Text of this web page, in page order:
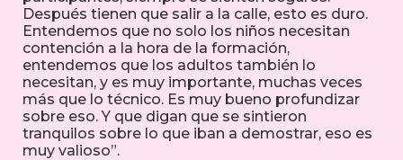
Después tienen que salir a la calle, esto es duro.
Entendemos que no solo los niños necesitan
contención a la hora de la formación,
entendemos que los adultos también lo
necesitan, y es muy importante, muchas veces
más que lo técnico. Es muy bueno profundizar
sobre eso. Y que digan que se sintieron
tranquilos sobre lo que iban a demostrar, eso es
muy valioso”.